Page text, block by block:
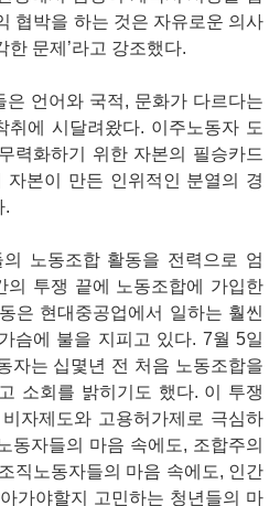
협박을 하는 것은 자유로운 의사
문제’라고 강조했다.
은 언어와 국적, 문화가 다르다는
취에 시달려왔다. 이주노동자 도
력화하기 위한 자본의 필승카드
자본이 만든 인위적인 분열의 경
.
노동조합 활동을 전력으로 엄
의 투쟁 끝에 노동조합에 가입한
은 현대중공업에서 일하는 훨씬
슴에 불을 지피고 있다. 7월 5일
자는 십몇년 전 처음 노동조합을
소회를 밝히기도 했다. 이 투쟁
자제도와 고용허가제로 극심하
동자들의 마음 속에도, 조합주의
직노동자들의 마음 속에도, 인간
가야할지 고민하는 청년들의 마